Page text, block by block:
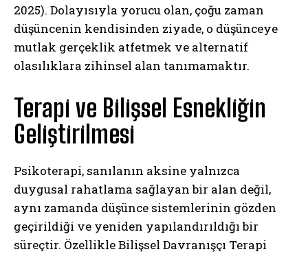
2025). Dolayısıyla yorucu olan, çoğu zaman
düşüncenin kendisinden ziyade, o düşünceye
mutlak gerçeklik atfetmek ve alternatif
olasılıklara zihinsel alan tanımamaktır.
Terapi ve Bilişsel Esnekliğin
Geliştirilmesi
Psikoterapi, sanılanın aksine yalnızca
duygusal rahatlama sağlayan bir alan değil,
aynı zamanda düşünce sistemlerinin gözden
geçirildiği ve yeniden yapılandırıldığı bir
süreçtir. Özellikle Bilişsel Davranışçı Terapi